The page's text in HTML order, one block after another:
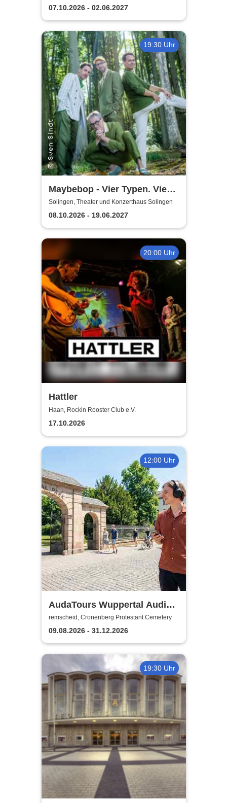
07.10.2026 - 02.06.2027
19:30 Uhr
Maybebop - Vier Typen. Vier
Mikrofone. Sonst nichts.
Solingen, Theater und Konzerthaus Solingen
08.10.2026 - 19.06.2027
20:00 Uhr
Hattler
Haan, Rockin Rooster Club e.V.
17.10.2026
12:00 Uhr
AudaTours Wuppertal Audio-
Tour: Cronenberger
Chroniken – Industrie, Glaube
und Erbe
remscheid, Cronenberg Protestant Cemetery
09.08.2026 - 31.12.2026
19:30 Uhr